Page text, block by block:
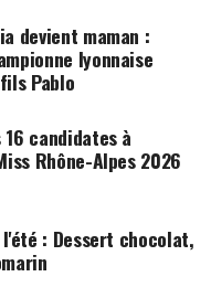
devient maman :
lyonnaise
Pablo
candidates à
Rhône-Alpes 2026
: Dessert chocolat,